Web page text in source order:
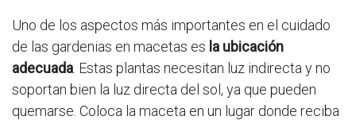
Uno de los aspectos más importantes en el cuidado
de las gardenias en macetas es la ubicación
adecuada . Estas plantas necesitan luz indirecta y no
soportan bien la luz directa del sol, ya que pueden
quemarse. Coloca la maceta en un lugar donde reciba